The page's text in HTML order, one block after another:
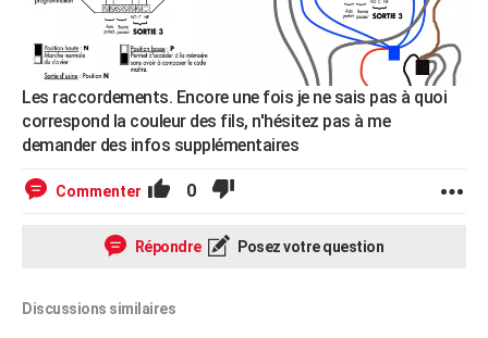
Les raccordements. Encore une fois je ne sais pas à quoi
correspond la couleur des fils, n'hésitez pas à me
demander des infos supplémentaires
Commenter 0
Répondre Posez votre question
Discussions similaires